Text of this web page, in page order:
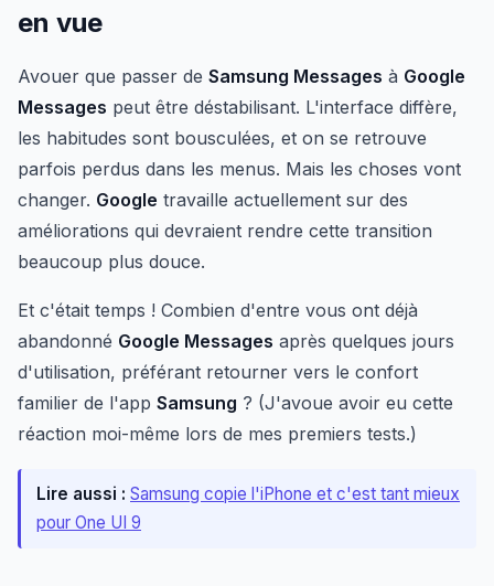
en vue
Avouer que passer de Samsung Messages à Google
Messages peut être déstabilisant. L'interface diffère,
les habitudes sont bousculées, et on se retrouve
parfois perdus dans les menus. Mais les choses vont
changer. Google travaille actuellement sur des
améliorations qui devraient rendre cette transition
beaucoup plus douce.
Et c'était temps ! Combien d'entre vous ont déjà
abandonné Google Messages après quelques jours
d'utilisation, préférant retourner vers le confort
familier de l'app Samsung ? (J'avoue avoir eu cette
réaction moi-même lors de mes premiers tests.)
Lire aussi : Samsung copie l'iPhone et c'est tant mieux
pour One UI 9